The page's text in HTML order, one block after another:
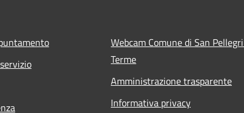
Webcam Comune di San
Terme
Amministrazione trasparente
Informativa privacy